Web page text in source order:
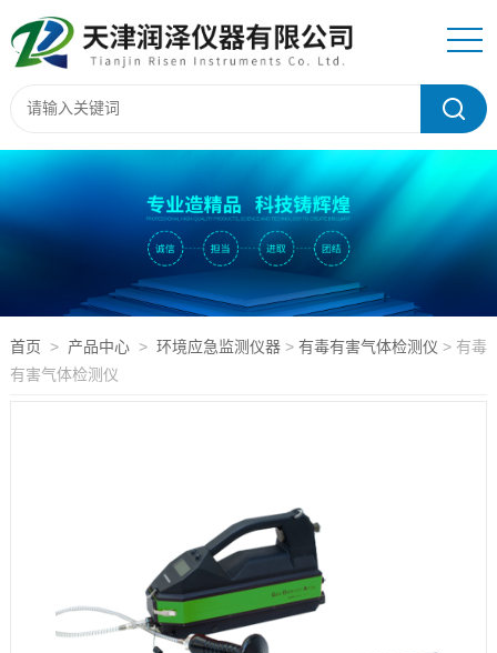
首页 > 产品中心> 环境应急监测仪器> 有毒有害气体检测仪 > 有毒
有害气体检测仪